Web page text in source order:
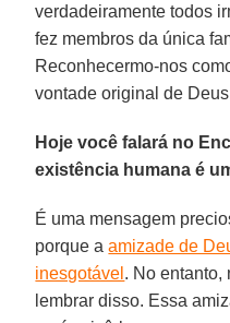
verdadeiramente todos
fez membros da única
Reconhecermo-nos
vontade original de
Hoje você falará no
existência humana é
É uma mensagem
porque aamizade de
inesgotável . No entanto,
lembrar disso. Essa